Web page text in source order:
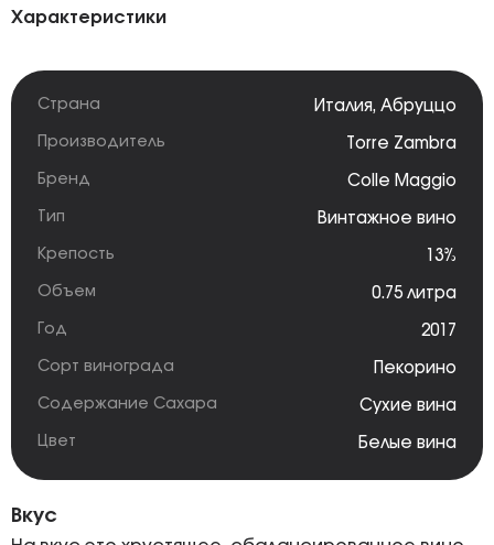
Характеристики
Страна Италия, Абруццо
Производитель Torre Zambra
Бренд Colle Maggio
Тип Винтажное вино
Крепость 13%
Объем 0.75 литра
Год 2017
Сорт винограда Пекорино
Содержание Сахара Сухие вина
Цвет Белые вина
Вкус